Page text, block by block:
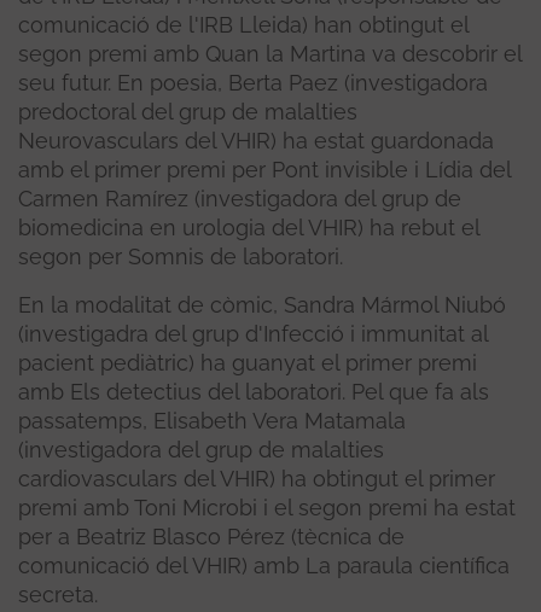
comunicació de l'IRB Lleida) han obtingut el
segon premi amb Quan la Martina va descobrir el
seu futur. En poesia, Berta Paez (investigadora
predoctoral del grup de malalties
Neurovasculars del VHIR) ha estat guardonada
amb el primer premi per Pont invisible i Lídia del
Carmen Ramírez (investigadora del grup de
biomedicina en urologia del VHIR) ha rebut el
segon per Somnis de laboratori.
En la modalitat de còmic, Sandra Mármol Niubó
(investigadra del grup d'Infecció i immunitat al
pacient pediàtric) ha guanyat el primer premi
amb Els detectius del laboratori. Pel que fa als
passatemps, Elisabeth Vera Matamala
(investigadora del grup de malalties
cardiovasculars del VHIR) ha obtingut el primer
premi amb Toni Microbi i el segon premi ha estat
per a Beatriz Blasco Pérez (tècnica de
comunicació del VHIR) amb La paraula científica
secreta.